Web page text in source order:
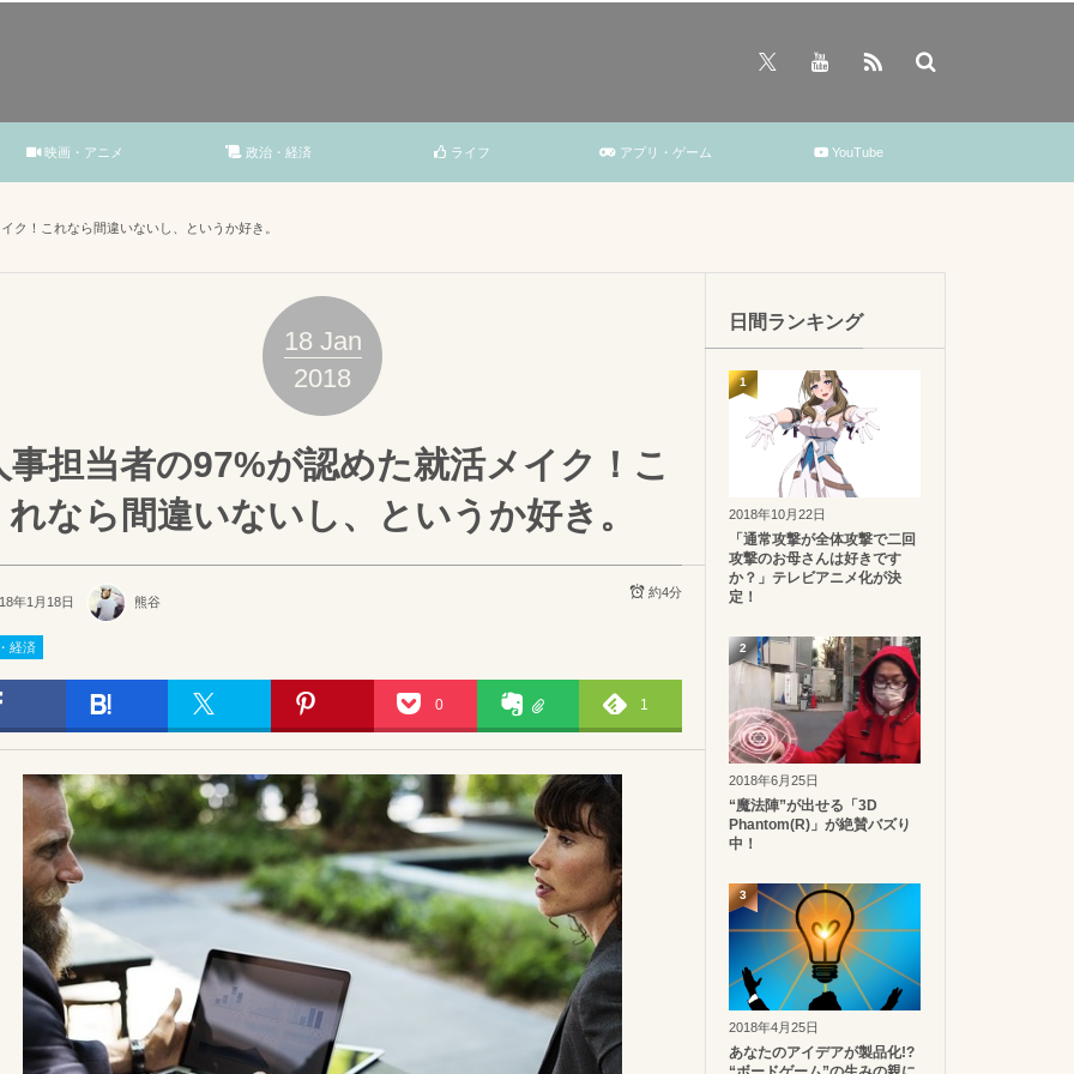
映画・アニメ 政治・経済 ライフ アプリ・ゲーム YouTube
ク！これなら間違いないし、というか好き。
18 Jan
2018
事担当者の97%が認めた就活メイク！こ
れなら間違いないし、というか好き。
年1月18日 熊谷
約4分
経済
0 1
日間ランキング
2018年10月22日
「通常攻撃が全体攻撃で二回
攻撃のお母さんは好きです
か？」テレビアニメ化が決
定！
1
2018年6月25日
“魔法陣”が出せる「3D
Phantom(R)」が絶賛バズり
中！
2
2018年4月25日
あなたのアイデアが製品化!?
3